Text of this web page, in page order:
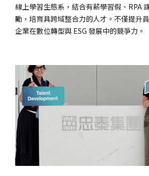
線上學習生態系，結合有薪學習假、RPA
勵，培育具跨域整合力的人才。不僅提升
企業在數位轉型與 ESG 發展中的競爭力。